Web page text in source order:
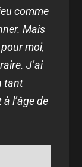
comme
Mais
moi,
J’ai
tant
à l’âge de